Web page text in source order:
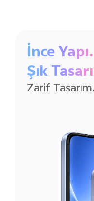
İnce Yapı.
Şık
Zarif Tasarım.